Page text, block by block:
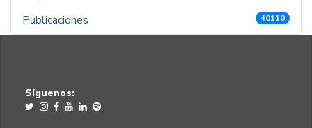
Publicaciones 40110
Síguenos: